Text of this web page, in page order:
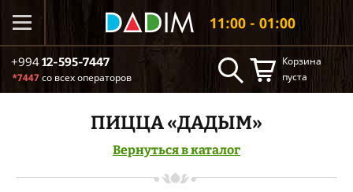
+99412-595-7447
*7447со всех операторов
11:00 - 01:00
Корзина
пуста
ПИЦЦА «ДАДЫМ»
Вернуться в каталог